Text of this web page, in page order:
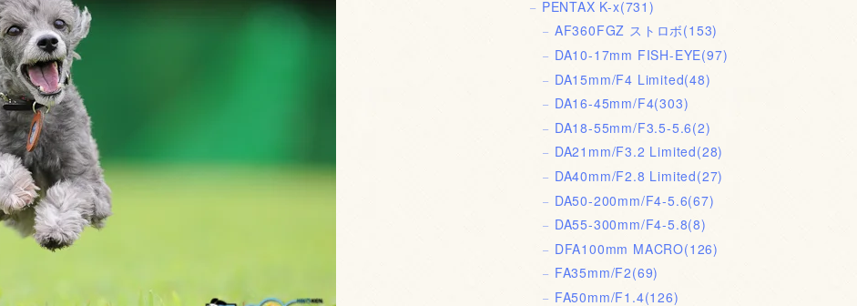
PENTAX K-x(731)
AF360FGZ ストロボ(153)
DA10-17mm FISH-EYE(97)
DA15mm/F4 Limited(48)
DA16-45mm/F4(303)
DA18-55mm/F3.5-5.6(2)
DA21mm/F3.2 Limited(28)
DA40mm/F2.8 Limited(27)
DA50-200mm/F4-5.6(67)
DA55-300mm/F4-5.8(8)
DFA100mm MACRO(126)
FA35mm/F2(69)
FA50mm/F1.4(126)